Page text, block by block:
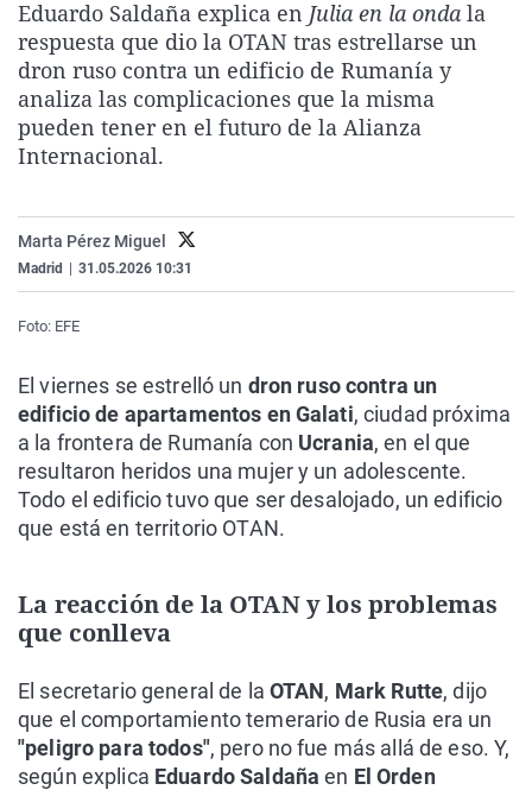
La rosa de los vientos
Gente viajera
Como el perro y el
Caso
Retornados
Equipo de
Extremadura
Galicia
La Rioja
Virales
Televisión
Elecciones
Eduardo Saldaña explica en Julia en la ondala
respuesta que dio la OTAN tras estrellarse un
dron ruso contra un edificio de Rumanía y
analiza las complicaciones que la misma
pueden tener en el futuro de la Alianza
Internacional.
Marta Pérez Miguel
Madrid 31.05.2026 10:31
Foto: EFE
El viernes se estrelló un dron ruso contra un
edificio de apartamentos en Galati, ciudad próxima
a la frontera de Rumanía con Ucrania, en el que
resultaron heridos una mujer y un adolescente.
Todo el edificio tuvo que ser desalojado, un edificio
que está en territorio OTAN.
La reacción de la OTAN y los problemas
que conlleva
El secretario general de la OTAN, Mark Rutte, dijo
que el comportamiento temerario de Rusia era un
"peligro para todos", pero no fue más allá de eso. Y,
según explica Eduardo Saldaña en El Orden